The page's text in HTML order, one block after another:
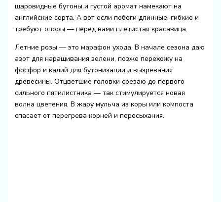
шаровидные бутоны и густой аромат намекают на
английские сорта. А вот если побеги длинные, гибкие и
требуют опоры — перед вами плетистая красавица.
Летние розы — это марафон ухода. В начале сезона даю
азот для наращивания зелени, позже перехожу на
фосфор и калий для бутонизации и вызревания
древесины. Отцветшие головки срезаю до первого
сильного пятилистника — так стимулируется новая
волна цветения. В жару мульча из коры или компоста
спасает от перегрева корней и пересыхания.